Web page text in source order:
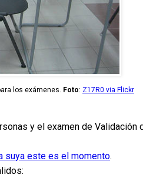
los exámenes. Foto: Z17R0 via Flickr
y el examen de
suya este es el momento.